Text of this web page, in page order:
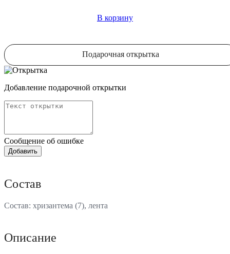
В корзину
Подарочная открытка
Добавление подарочной открытки
Сообщение об ошибке
Состав
Состав: хризантема (7), лента
Описание